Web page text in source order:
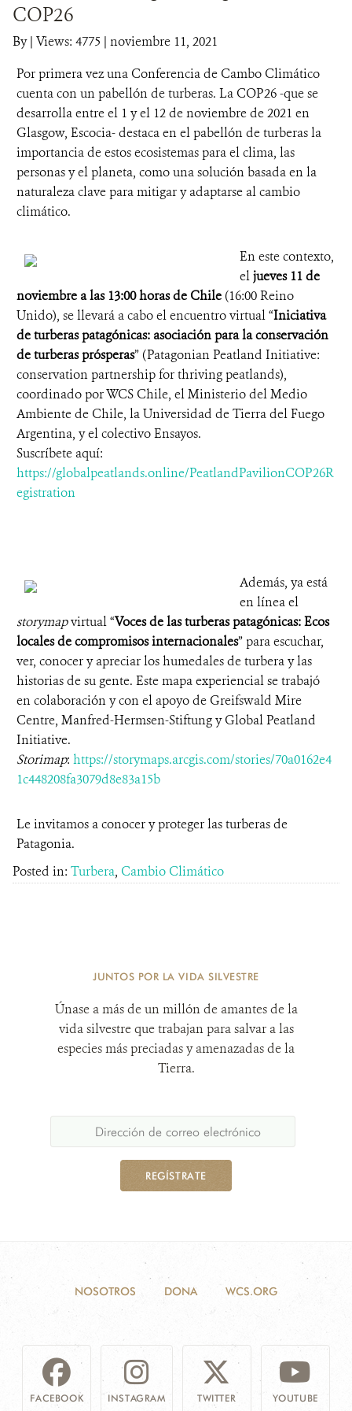
COP26
By| Views: 4775 | noviembre 11, 2021
Por primera vez una Conferencia de Cambo Climático
cuenta con un pabellón de turberas. La COP26 -que se
desarrolla entre el 1 y el 12 de noviembre de 2021 en
Glasgow, Escocia- destaca en el pabellón de turberas la
importancia de estos ecosistemas para el clima, las
personas y el planeta, como una solución basada en la
naturaleza clave para mitigar y adaptarse al cambio
climático.
En este contexto,
eljueves 11 de
noviembre a las 13:00 horas de Chile (16:00 Reino
Unido), se llevará a cabo el encuentro virtual “Iniciativa
de turberas patagónicas: asociación para la conservación
de turberas prósperas” (Patagonian Peatland Initiative:
conservation partnership for thriving peatlands),
coordinado por WCS Chile, el Ministerio del Medio
Ambiente de Chile, la Universidad de Tierra del Fuego
Argentina, y el colectivo Ensayos.
Suscríbete aquí:
https://globalpeatlands.online/PeatlandPavilionCOP26R
egistration
Además, ya está
en línea el
storymapvirtual “Voces de las turberas patagónicas: Ecos
locales de compromisos internacionales” para escuchar,
ver, conocer y apreciar los humedales de turbera y las
historias de su gente. Este mapa experiencial se trabajó
en colaboración y con el apoyo de Greifswald Mire
Centre, Manfred-Hermsen-Stiftung y Global Peatland
Initiative.
Storimap: https://storymaps.arcgis.com/stories/70a0162e4
1c448208fa3079d8e83a15b
Le invitamos a conocer y proteger las turberas de
Patagonia.
Posted in: Turbera, Cambio Climático
JUNTOS POR LA VIDA SILVESTRE
Únase a más de un millón de amantes de la
vida silvestre que trabajan para salvar a las
especies más preciadas y amenazadas de la
Tierra.
REGÍSTRATE
NOSOTROS DONA WCS.ORG
FACEBOOK INSTAGRAM TWITTER YOUTUBE